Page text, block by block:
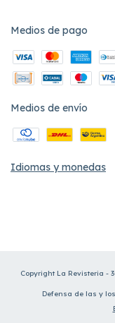
Medios de pago
Medios de envío
Idiomas y monedas
Copyright La Revisteria -
Defensa de las y